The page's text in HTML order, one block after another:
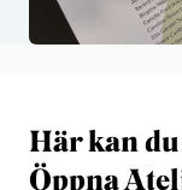
Här kan
Öppna